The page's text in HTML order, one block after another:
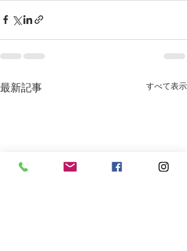
最新記事 すべて表示